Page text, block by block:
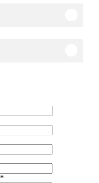
*